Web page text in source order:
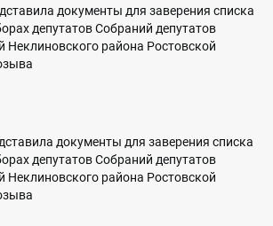
документы для заверения списка
депутатов Собраний депутатов
Неклиновского района Ростовской
документы для заверения списка
депутатов Собраний депутатов
Неклиновского района Ростовской